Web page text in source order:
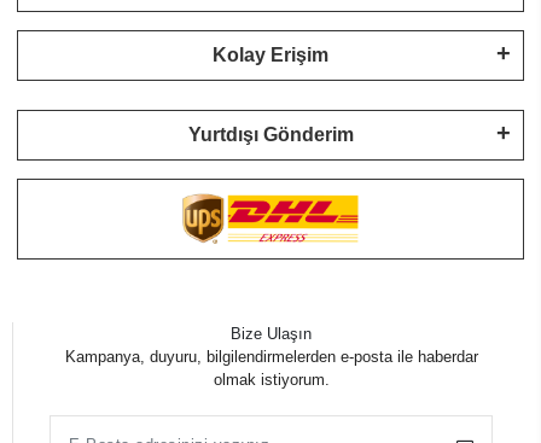
Kolay Erişim
Yurtdışı Gönderim
Bize Ulaşın
Kampanya, duyuru, bilgilendirmelerden e-posta ile haberdar
olmak istiyorum.